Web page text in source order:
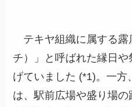
テキヤ組織に属する露
チ）」と呼ばれた縁日
げていました (*1)。一方
は、駅前広場や盛り場